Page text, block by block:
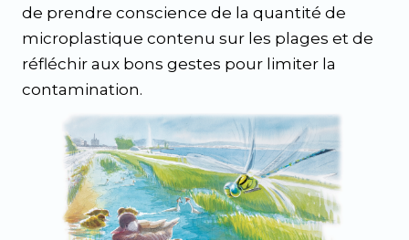
de prendre conscience de la quantité de
microplastique contenu sur les plages et de
réfléchir aux bons gestes pour limiter la
contamination.